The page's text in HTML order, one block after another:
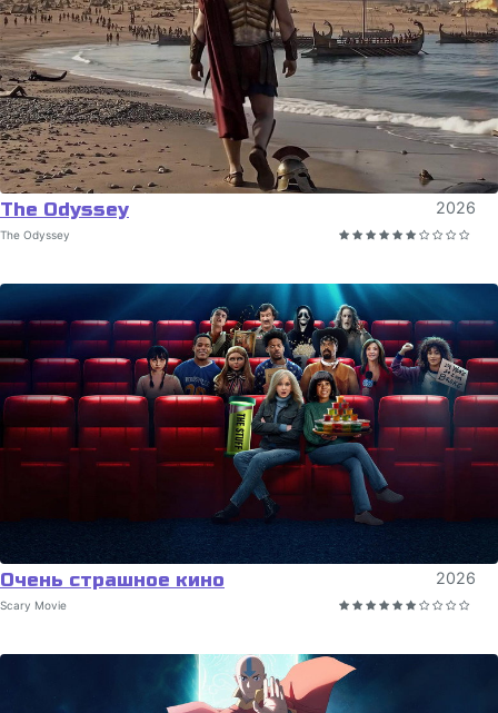
The Odyssey 2026
The Odyssey
Очень страшное кино 2026
Scary Movie